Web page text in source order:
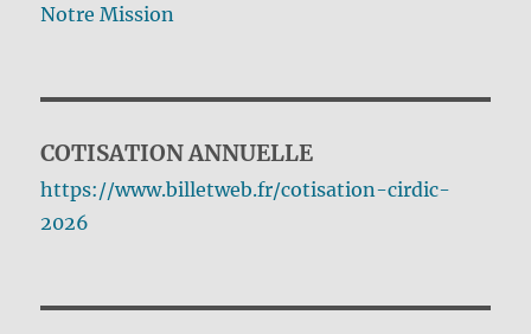
Notre Mission
COTISATION ANNUELLE
https://www.billetweb.fr/cotisation-cirdic-
2026